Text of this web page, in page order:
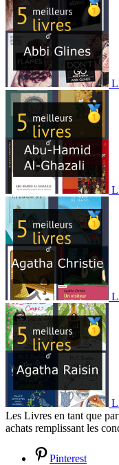
Les Livres en tant que
achats remplissant les
Pinterest